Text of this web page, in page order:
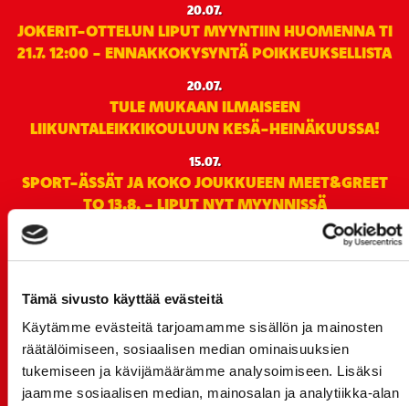
Tämä sivusto käyttää evästeitä
Käytämme evästeitä tarjoamamme sisällön ja mainosten
räätälöimiseen, sosiaalisen median ominaisuuksien
tukemiseen ja kävijämäärämme analysoimiseen. Lisäksi
jaamme sosiaalisen median, mainosalan ja analytiikka-alan
20.07.
JOKERIT-OTTELUN LIPUT MYYNTIIN HUOMENNA TI
21.7. 12:00 - ENNAKKOKYSYNTÄ POIKKEUKSELLISTA
20.07.
TULE MUKAAN ILMAISEEN
LIIKUNTALEIKKIKOULUUN KESÄ-HEINÄKUUSSA!
15.07.
SPORT-ÄSSÄT JA KOKO JOUKKUEEN MEET&GREET
TO 13.8. - LIPUT NYT MYYNNISSÄ
Rinta-Joupin Autoliike jatkaa Sportin
monikymmenvuotiselle yhteistyölle
06.07.
Early Bird-lippupaketit nyt myynnissä! - näe
Jokerit-matsi ja useat muut